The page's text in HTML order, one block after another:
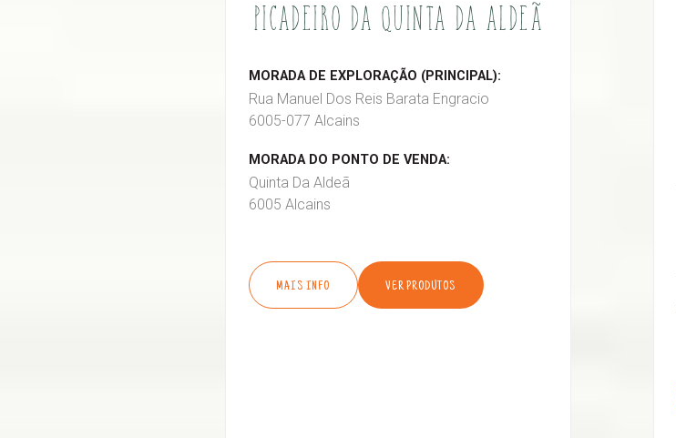
PICADEIRO DA QUINTA DA ALDEÃ
MORADA DE EXPLORAÇÃO (PRINCIPAL):
Rua Manuel Dos Reis Barata Engracio
6005-077 Alcains
MORADA DO PONTO DE VENDA:
Quinta Da Aldeã
6005 Alcains
MAIS INFO VER PRODUTOS